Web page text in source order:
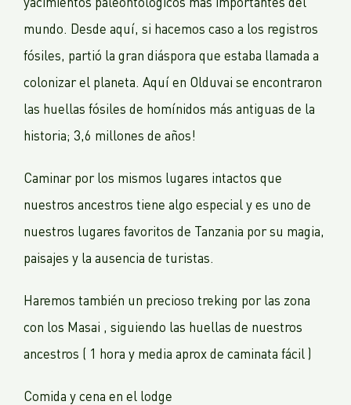
mundo. Desde aquí, si hacemos caso a los registros
fósiles, partió la gran diáspora que estaba llamada a
colonizar el planeta. Aquí en Olduvai se encontraron
las huellas fósiles de homínidos más antiguas de la
historia; 3,6 millones de años!
Caminar por los mismos lugares intactos que
nuestros ancestros tiene algo especial y es uno de
nuestros lugares favoritos de Tanzania por su magia,
paisajes y la ausencia de turistas.
Haremos también un precioso treking por las zona
con los Masai , siguiendo las huellas de nuestros
ancestros ( 1 hora y media aprox de caminata fácil )
Comida y cena en el lodge